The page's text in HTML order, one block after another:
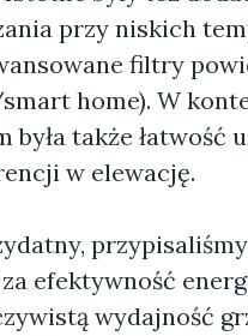
przy niskich
filtry
home). W
także łatwość
w elewację.
efektywność
wydajność